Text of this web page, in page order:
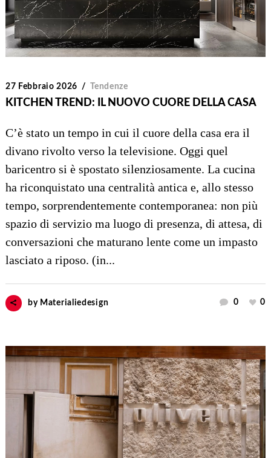
27 Febbraio 2026 Tendenze
KITCHEN TREND: IL NUOVO CUORE DELLA CASA
C’è stato un tempo in cui il cuore della casa era il
divano rivolto verso la televisione. Oggi quel
baricentro si è spostato silenziosamente. La cucina
ha riconquistato una centralità antica e, allo stesso
tempo, sorprendentemente contemporanea: non più
spazio di servizio ma luogo di presenza, di attesa, di
conversazioni che maturano lente come un impasto
lasciato a riposo. (in...
by Materialiedesign 0 0